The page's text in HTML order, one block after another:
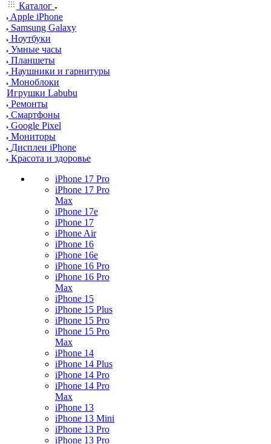
Каталог
Apple iPhone
Samsung Galaxy
Ноутбуки
Умные часы
Планшеты
Наушники и гарнитуры
Моноблоки
Игрушки Labubu
Ремонты
Смартфоны
Google Pixel
Мониторы
Дисплеи iPhone
Красота и здоровье
iPhone 17 Pro
iPhone 17 Pro
Max
iPhone 17e
iPhone 17
iPhone Air
iPhone 16
iPhone 16e
iPhone 16 Pro
iPhone 16 Pro
Max
iPhone 15
iPhone 15 Plus
iPhone 15 Pro
iPhone 15 Pro
Max
iPhone 14
iPhone 14 Plus
iPhone 14 Pro
iPhone 14 Pro
Max
iPhone 13
iPhone 13 Mini
iPhone 13 Pro
iPhone 13 Pro